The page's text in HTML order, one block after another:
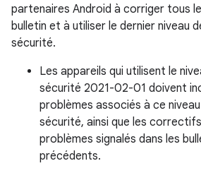
partenaires Android à corriger tous
bulletin et à utiliser le dernier niveau
sécurité.
Les appareils qui utilisent le
sécurité 2021-02-01 doivent
problèmes associés à ce
sécurité, ainsi que les
problèmes signalés dans les
précédents.